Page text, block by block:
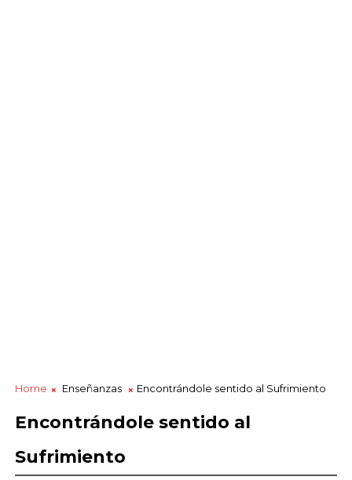
Home Enseñanzas Encontrándole sentido al Sufrimiento
Encontrándole sentido al
Sufrimiento